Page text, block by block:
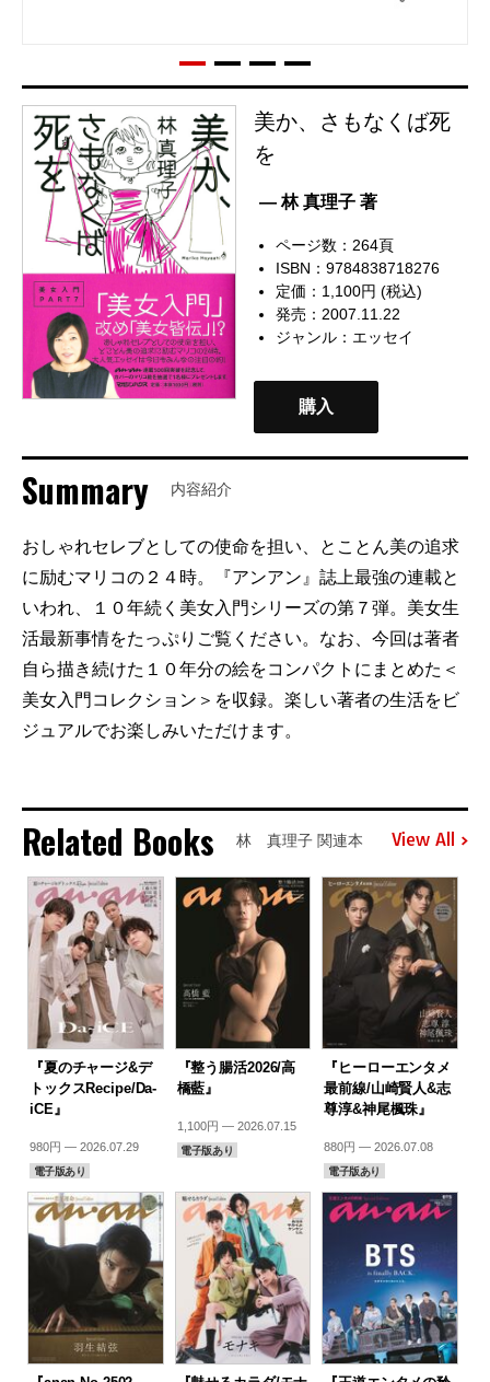
美か、さもなくば死
を
— 林 真理子 著
ページ数：264頁
ISBN：9784838718276
定価：1,100円 (税込)
発売：2007.11.22
ジャンル： エッセイ
購入
Summary 内容紹介
おしゃれセレブとしての使命を担い、とことん美の追求
に励むマリコの２４時。『アンアン』誌上最強の連載と
いわれ、１０年続く美女入門シリーズの第７弾。美女生
活最新事情をたっぷりご覧ください。なお、今回は著者
自ら描き続けた１０年分の絵をコンパクトにまとめた＜
美女入門コレクション＞を収録。楽しい著者の生活をビ
ジュアルでお楽しみいただけます。
Related Books 林 真理子 関連本 View All
『夏のチャージ&デ
トックスRecipe/Da-
iCE』
980円 — 2026.07.29
電子版あり
『整う腸活2026/高
橋藍』
1,100円 — 2026.07.15
電子版あり
『ヒーローエンタメ
最前線/山崎賢人&志
尊淳&神尾楓珠』
880円 — 2026.07.08
電子版あり